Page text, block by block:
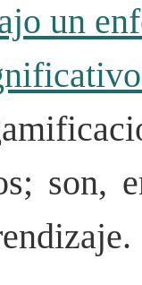
un
son,